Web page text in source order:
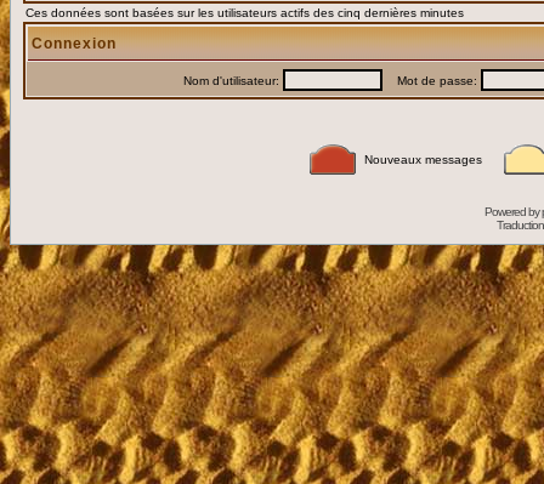
Ces données sont basées sur les utilisateurs actifs des cinq dernières minutes
Connexion
Nom d'utilisateur: Mot de passe:
Nouveaux messages
Powered by